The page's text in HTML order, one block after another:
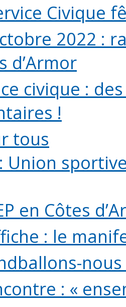
Civique
2022 :
d’Armor
civique :
!
tous
: Union
en Côtes
: le
: «